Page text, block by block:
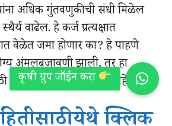
अधिक गुंतवणुकीची संधी मिळेल
वाढेल. हे कर्ज प्रत्यक्षात
वेळेत जमा होणार का? हे पाहणे
अंमलबजावणी झाली, तर हा
अत्यंत फायदेशीर ठरणार आहे.